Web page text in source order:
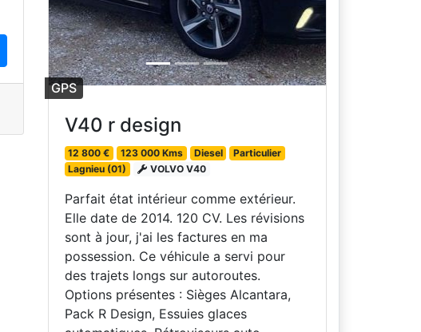
GPS
V40 r design
12 800 € 123 000 Kms Diesel
Particulier
Lagnieu (01)
VOLVO V40
Parfait état intérieur comme extérieur.
Elle date de 2014. 120 CV. Les révisions
sont à jour, j'ai les factures en ma
possession. Ce véhicule a servi pour
des trajets longs sur autoroutes.
Options présentes : Sièges Alcantara,
Pack R Design, Essuies glaces